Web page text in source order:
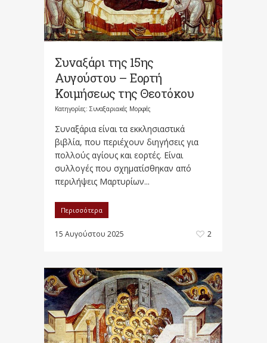
Συναξάρι της 15ης
Αυγούστου – Εορτή
Κοιμήσεως της Θεοτόκου
Κατηγορίες: Συναξαριακές Μορφές
Συναξάρια είναι τα εκκλησιαστικά
βιβλία, που περιέχουν διηγήσεις για
πολλούς αγίους και εορτές. Είναι
συλλογές που σχηματίσθηκαν από
περιλήψεις Μαρτυρίων...
Περισσότερα
15 Αυγούστου 2025 2